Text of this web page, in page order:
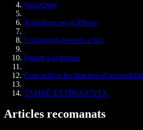
VoiceOver
Audiòfons per a iPhone
Configurar dreceres a Siri
Suport a la lectura
Com activar les funcions
TAMBÉ ES PREGUNTA
Articles recomanats